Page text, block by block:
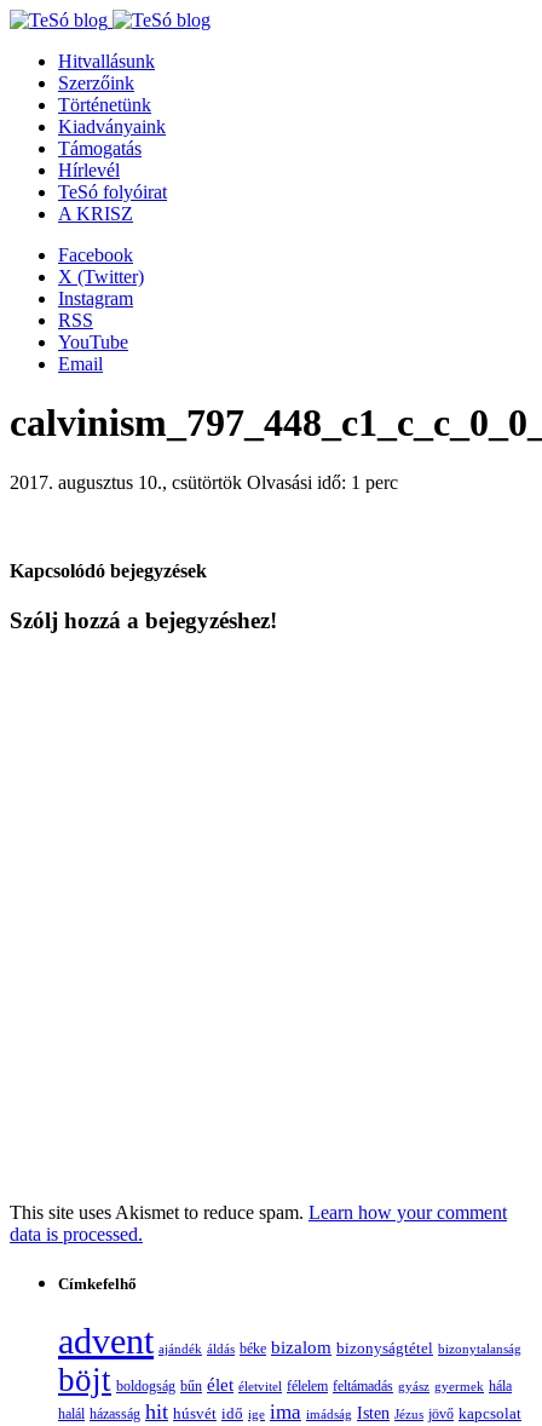
Hitvallásunk
Szerzőink
Történetünk
Kiadványaink
Támogatás
Hírlevél
TeSó folyóirat
A KRISZ
Facebook
X (Twitter)
Instagram
RSS
YouTube
Email
2017. augusztus 10., csütörtök Olvasási idő: 1 perc
Kapcsolódó bejegyzések
Szólj hozzá a bejegyzéshez!
This site uses Akismet to reduce spam. Learn how your comment
data is processed.
Címkefelhő
advent ajándék áldás béke bizalom bizonyságtétel bizonytalanság
böjt boldogság bűn élet életvitel félelem feltámadás gyász gyermek hála
halál házasság hit húsvét idő ige ima imádság Isten Jézus jövő kapcsolat